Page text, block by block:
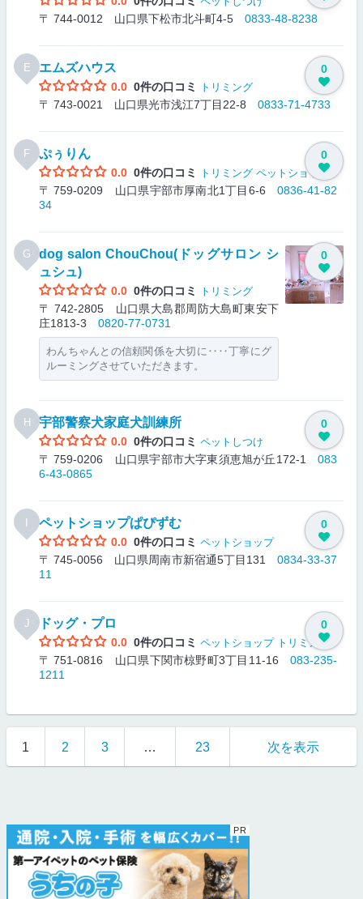
〒 744-0012 山口県下松市北斗町4-5 0833-48-8238
E エムズハウス
0.0 0件の口コミ トリミング
〒 743-0021 山口県光市浅江7丁目22-8 0833-71-4733
0
F ぷぅりん
0.0 0件の口コミ トリミング ペットショップ
〒 759-0209 山口県宇部市厚南北1丁目6-6 0836-41-82
34
0
G
dog salon ChouChou(ドッグサロン シ
ュシュ)
0.0 0件の口コミ トリミング
〒 742-2805 山口県大島郡周防大島町東安下
庄1813-3 0820-77-0731
わんちゃんとの信頼関係を大切に‥‥丁寧にグ
ルーミングさせていただきます。
0
H 宇部警察犬家庭犬訓練所
0.0 0件の口コミ ペットしつけ
〒 759-0206 山口県宇部市大字東須恵旭が丘172-1 083
6-43-0865
0
ペットショップぱぴずむ
0.0 0件の口コミ ペットショップ
〒 745-0056 山口県周南市新宿通5丁目131 0834-33-37
11
0
J ドッグ・プロ
0.0 0件の口コミ ペットショップ トリミング
〒 751-0816 山口県下関市椋野町3丁目11-16 083-235-
1211
0
1 2 3 … 23 次を表示